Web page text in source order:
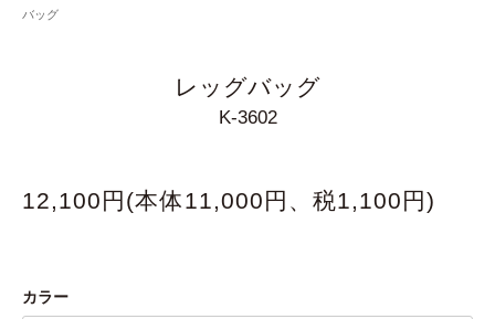
バッグ
レッグバッグ
K-3602
12,100円(本体11,000円、税1,100円)
カラー